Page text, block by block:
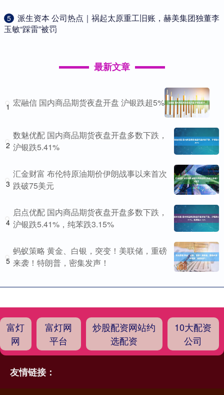
5
​派生资本 公司热点｜祸起太原重工旧账，赫美集团独董李
玉敏“踩雷”被罚
最新文章
1 宏融信 国内商品期货夜盘开盘 沪银跌超5%
2
数魅优配 国内商品期货夜盘开盘多数下跌，
沪银跌5.41%
3
汇金财富 布伦特原油期价伊朗战事以来首次
跌破75美元
4
启点优配 国内商品期货夜盘开盘多数下跌，
沪银跌5.41%，纯苯跌3.15%
5
蚂蚁策略 黄金、白银，突变！美联储，重磅
来袭！特朗普，密集发声！
富灯
网
富灯网
平台
炒股配资网站约
选配资
10大配资
公司
友情链接：